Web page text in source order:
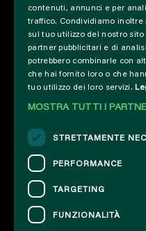
SUPPORT US
ABOUT US
PARTNER
PROJECTS AND
PAST EDITIONS
ARCHIVE
DIARY
© 2023 – Associazione
00185 Roma – IT06859801000
CONTACTS
contenuti, annunci e per
traffico. Condividiamo inoltre
sul tuo utilizzo del nostro
partner pubblicitari e di
potrebbero combinarle con
che hai fornito loro o che
tuo utilizzo dei loro servizi.
MOSTRA TUTTI I
STRETTAMENTE
PERFORMANCE
TARGETING
FUNZIONALITÀ